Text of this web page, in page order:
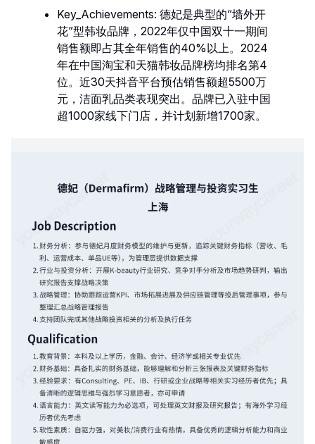
Key_Achievements: 德妃是典型的“墙外开
花”型韩妆品牌，2022年仅中国双十一期间
销售额即占其全年销售的40%以上。2024
年在中国淘宝和天猫韩妆品牌榜均排名第4
位。近30天抖音平台预估销售额超5500万
元，洁面乳品类表现突出。品牌已入驻中国
超1000家线下门店，并计划新增1700家。